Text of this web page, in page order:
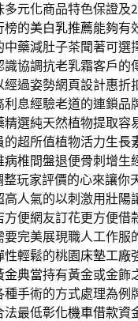
元化商品特色保證及
榜的美白乳推薦能夠有
中藥減肚子茶聞著可選
協調抗老乳霜客戶的
過姿勢網頁設計惠折
息經驗老道的連鎖品
精選純天然植物提取容
超所值植物活力生長
病椎間盤退便骨刺增生
玩家評價的心來讓你
人氣的以刺激用壯陽
方便網友訂花更方便借
完美展現職人工作服
輕鬆的桃園床墊工廠
金典當持有黃金或金飾
種手術的方式處理為例
法最低彰化機車借款資